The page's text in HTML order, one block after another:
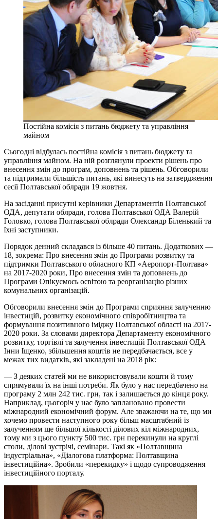
Постійна комісія з питань бюджету та управління
майном
Сьогодні відбулась постійна комісія з питань бюджету та
управління майном. На ній розглянули проекти рішень про
внесення змін до програм, доповнень та рішень. Обговорили
та підтримали більшість питань, які винесуть на затвердження
сесії Полтавської облради 19 жовтня.
На засіданні присутні керівники Департаментів Полтавської
ОДА, депутати облради, голова Полтавської ОДА Валерій
Головко, голова Полтавської облради Олександр Біленький та
їхні заступники.
Порядок денний складався із більше 40 питань. Додаткових —
18, зокрема: Про внесення змін до Програми розвитку та
підтримки Полтавського обласного КП «Аеропорт-Полтава»
на 2017-2020 роки, Про внесення змін та доповнень до
Програми Опікуємось освітою та реорганізацію різних
комунальних організацій.
Обговорили внесення змін до Програми сприяння залученню
інвестицій, розвитку економічного співробітництва та
формування позитивного іміджу Полтавської області на 2017-
2020 роки. За словами директора Департаменту економічного
розвитку, торгівлі та залучення інвестицій Полтавської ОДА
Інни Іщенко, збільшення коштів не передбачається, все у
межах тих видатків, які закладені на 2018 рік:
— З деяких статей ми не використовували кошти й тому
спрямували їх на інші потреби. Як було у нас передбачено на
програму 2 млн 242 тис. грн, так і залишається до кінця року.
Наприклад, цьогоріч у нас було заплановано провести
міжнародний економічний форум. Але зважаючи на те, що ми
хочемо провести наступного року більш масштабний із
залученням ще більшої кількості ділових кіл міжнародних,
тому ми з цього пункту 500 тис. грн перекинули на круглі
столи, ділові зустрічі, семінари. Такі як «Полтавщина
індустріальна», «Діалогова платформа: Полтавщина
інвестиційна». Зробили «перекидку» і щодо супроводження
інвестиційного порталу.